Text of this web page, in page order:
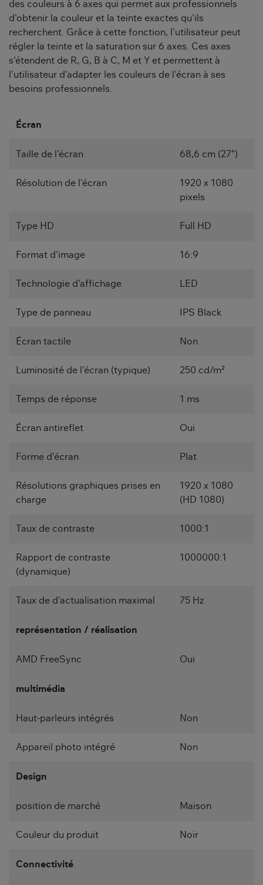
des couleurs à 6 axes qui permet aux professionnels
d'obtenir la couleur et la teinte exactes qu'ils
recherchent. Grâce à cette fonction, l'utilisateur peut
régler la teinte et la saturation sur 6 axes. Ces axes
s'étendent de R, G, B à C, M et Y et permettent à
l'utilisateur d'adapter les couleurs de l'écran à ses
besoins professionnels.
Écran
Taille de l'écran 68,6 cm (27")
Résolution de l'écran
1920 x 1080
pixels
Type HD Full HD
Format d'image 16:9
Technologie d'affichage LED
Type de panneau IPS Black
Écran tactile Non
Luminosité de l'écran (typique) 250 cd/m²
Temps de réponse 1 ms
Écran antireflet Oui
Forme d'écran Plat
Résolutions graphiques prises en
charge
1920 x 1080
(HD 1080)
Taux de contraste 1000:1
Rapport de contraste
(dynamique)
1000000:1
Taux de d'actualisation maximal 75 Hz
représentation / réalisation
AMD FreeSync Oui
multimédia
Haut-parleurs intégrés Non
Appareil photo intégré Non
Design
position de marché Maison
Couleur du produit Noir
Connectivité